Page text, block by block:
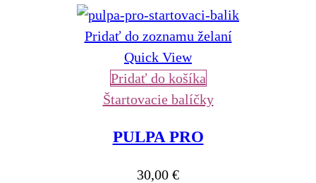
Pridať do zoznamu želaní
Quick View
Pridať do košíka
Štartovacie balíčky
PULPA PRO
30,00 €